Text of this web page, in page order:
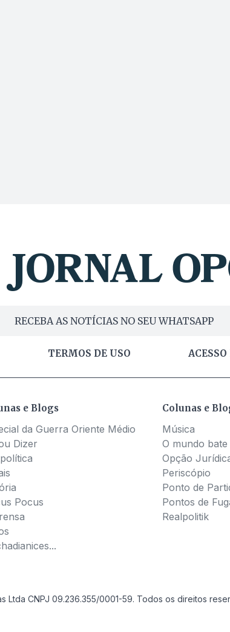
RECEBA AS NOTÍCIAS NO SEU WHATSAPP
TERMOS DE USO
e Blogs
da Guerra Oriente Médio
Dizer
Pocus
Colunas e
Música
O mundo
Opção
Periscópio
Ponto de
Pontos de
Realpolitik
CNPJ 09.236.355/0001-59. Todos os direitos